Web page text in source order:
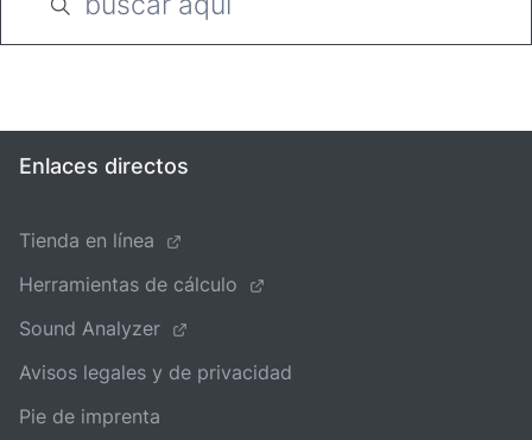
Enlaces directos
Tienda en línea
Herramientas de cálculo
Sound Analyzer
Avisos legales y de privacidad
Pie de imprenta